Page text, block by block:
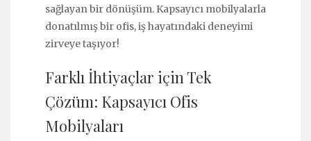
sağlayan bir dönüşüm. Kapsayıcı mobilyalarla
donatılmış bir ofis, iş hayatındaki deneyimi
zirveye taşıyor!
Farklı İhtiyaçlar için Tek
Çözüm: Kapsayıcı Ofis
Mobilyaları